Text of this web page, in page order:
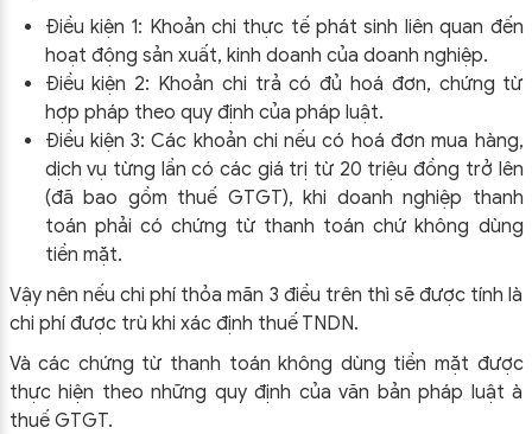
Điều kiện 1: Khoản chi thực tế phát sinh liên quan đến
hoạt động sản xuất, kinh doanh của doanh nghiệp.
Điều kiện 2: Khoản chi trả có đủ hoá đơn, chứng từ
hợp pháp theo quy định của pháp luật.
Điều kiện 3: Các khoản chi nếu có hoá đơn mua hàng,
dịch vụ từng lần có các giá trị từ 20 triệu đồng trở lên
(đã bao gồm thuế GTGT), khi doanh nghiệp thanh
toán phải có chứng từ thanh toán chứ không dùng
tiền mặt.
Vậy nên nếu chi phí thỏa mãn 3 điều trên thì sẽ được tính là
chi phí được trù khi xác định thuế TNDN.
Và các chứng từ thanh toán không dùng tiền mặt được
thực hiện theo những quy định của văn bản pháp luật à
thuế GTGT.